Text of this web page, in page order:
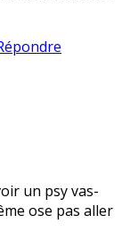
un psy vas-
ose pas aller